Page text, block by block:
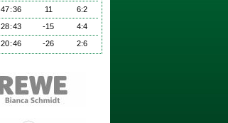
47:36 11
6:2
28:43 -15
4:4
20:46 -26 2:6